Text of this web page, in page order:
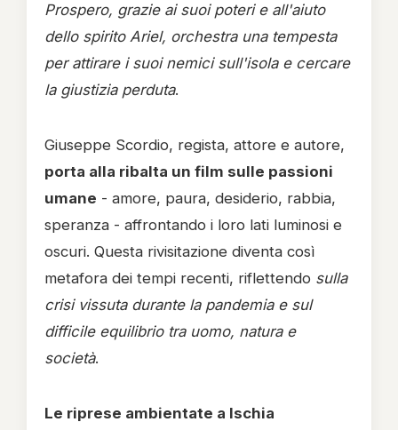
Prospero, grazie ai suoi poteri e all'aiuto
dello spirito Ariel, orchestra una tempesta
per attirare i suoi nemici sull'isola e cercare
la giustizia perduta.
Giuseppe Scordio, regista, attore e autore,
porta alla ribalta un film sulle passioni
umane - amore, paura, desiderio, rabbia,
speranza - affrontando i loro lati luminosi e
oscuri. Questa rivisitazione diventa così
metafora dei tempi recenti, riflettendo sulla
crisi vissuta durante la pandemia e sul
difficile equilibrio tra uomo, natura e
società.
Le riprese ambientate a Ischia